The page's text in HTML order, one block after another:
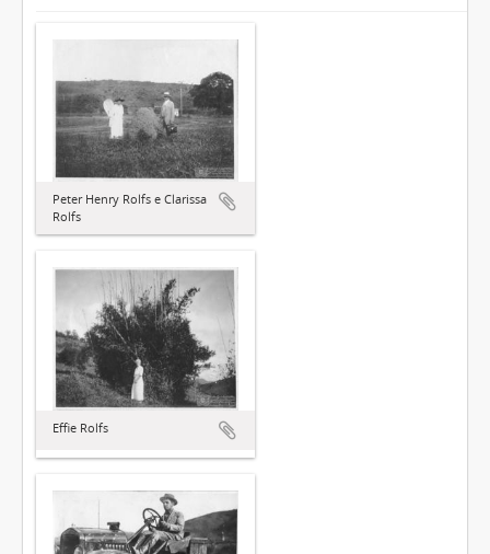
Peter Henry Rolfs e Clarissa
Rolfs
Effie Rolfs